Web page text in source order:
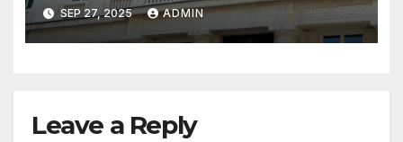
SEP 27, 2025 ADMIN
Leave a Reply